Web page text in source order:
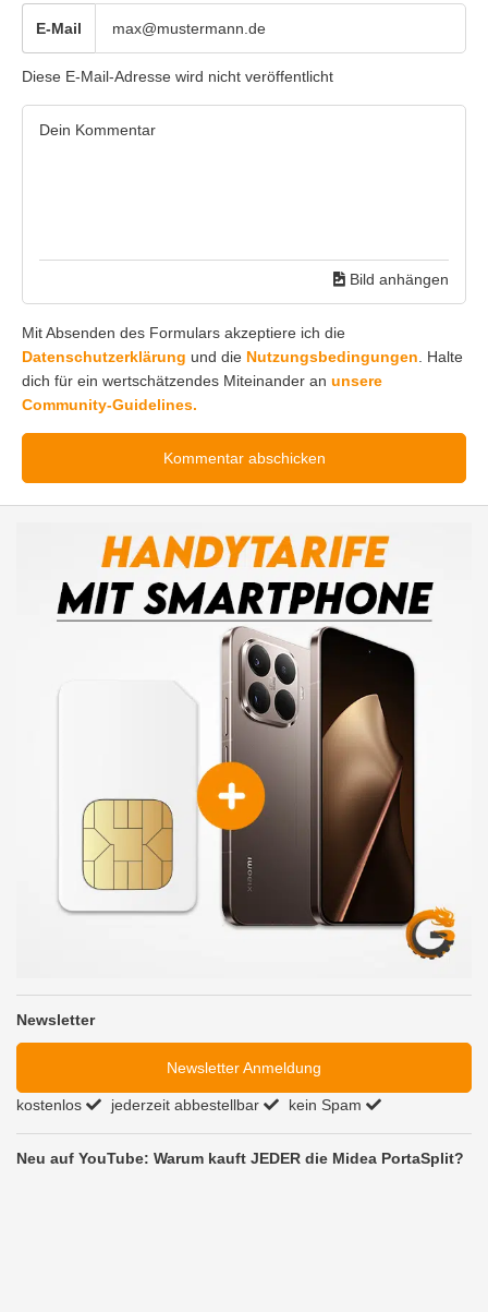
E-Mail
Diese E-Mail-Adresse wird nicht veröffentlicht
Bild anhängen
Mit Absenden des Formulars akzeptiere ich die
Datenschutzerklärung und die Nutzungsbedingungen. Halte
dich für ein wertschätzendes Miteinander an unsere
Community-Guidelines.
Newsletter
Newsletter Anmeldung
kostenlos jederzeit abbestellbar kein Spam
Neu auf YouTube: Warum kauft JEDER die Midea PortaSplit?